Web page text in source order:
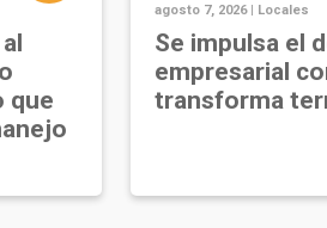
que
agosto 7, 2026 | Locales
Se impulsa el
empresarial
transforma